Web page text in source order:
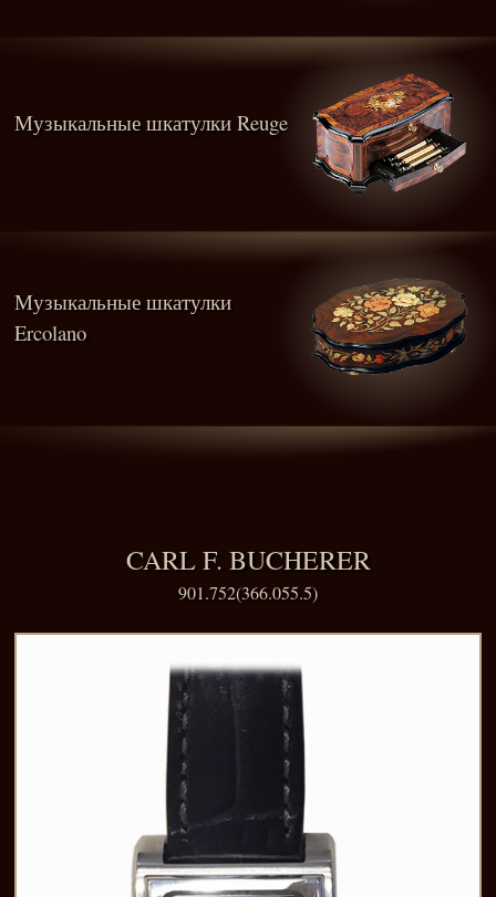
Музыкальные шкатулки Reuge
Музыкальные шкатулки
Ercolano
CARL F. BUCHERER
901.752(366.055.5)